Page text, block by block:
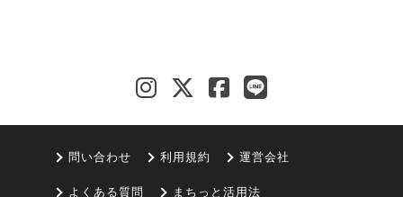
問い合わせ 利用規約 運営会社
よくある質問 まちっと活用法